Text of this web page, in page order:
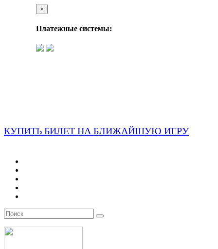
×
Платежные системы:
КУПИТЬ БИЛЕТ НА БЛИЖАЙШУЮ ИГРУ